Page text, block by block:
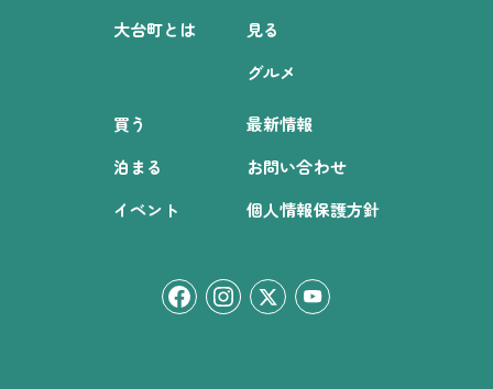
大台町とは
見る
グルメ
買う
泊まる
イベント
最新情報
お問い合わせ
個人情報保護方針